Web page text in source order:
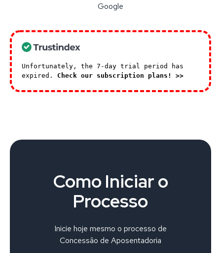
Google
Unfortunately, the 7-day trial period has
expired. Check our subscription plans! >>
Como Iniciar o
Processo
Inicie hoje mesmo o processo de
Concessão de Aposentadoria